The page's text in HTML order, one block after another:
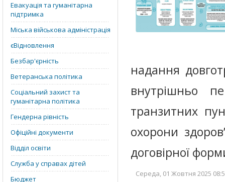
Евакуація та гуманітарна
підтримка
Міська військова адміністрація
єВідновлення
Безбар'єрність
Ветеранська політика
Соціальний захист та
гуманітарна політика
Гендерна рівність
Офіційні документи
Відділ освіти
Служба у справах дітей
Бюджет
надання
внутрішньо
транзитних
охорони
договірної
Середа, 01 Жовтня 2025